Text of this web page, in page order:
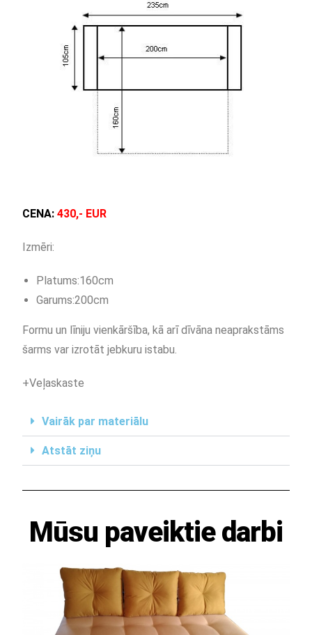
CENA:430,- EUR
Izmēri:
Platums:160cm
Garums:200cm
Formu un līniju vienkāršība, kā arī dīvāna neaprakstāms
šarms var izrotāt jebkuru istabu.
+Veļaskaste
Vairāk par materiālu
Atstāt ziņu
Mūsu paveiktie darbi